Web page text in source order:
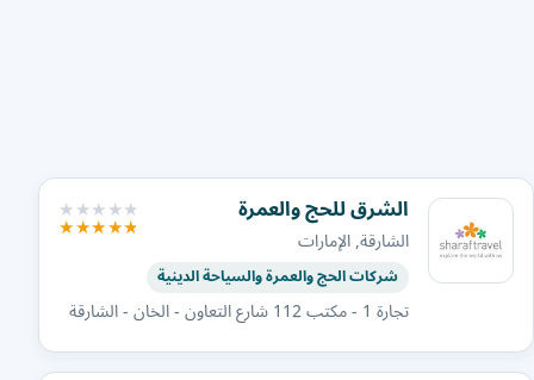
الشرق للحج والعمرة
الشارقة, الإمارات
شركات الحج والعمرة والسياحة الدينية
تجارة 1 - مكتب 112 شارع التعاون - الخان - الشارقة